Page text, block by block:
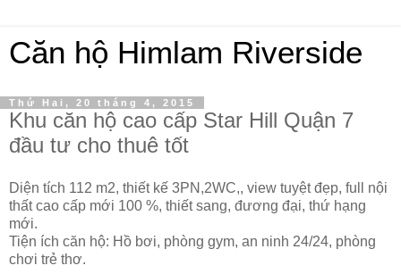
Căn hộ Himlam Riverside
Thứ Hai, 20 tháng 4, 2015
Khu căn hộ cao cấp Star Hill Quận 7
đầu tư cho thuê tốt
Diện tích 112 m2, thiết kế 3PN,2WC,, view tuyệt đẹp, full nội
thất cao cấp mới 100 %, thiết sang, đương đại, thứ hạng
mới.
Tiện ích căn hộ: Hồ bơi, phòng gym, an ninh 24/24, phòng
chơi trẻ thơ.